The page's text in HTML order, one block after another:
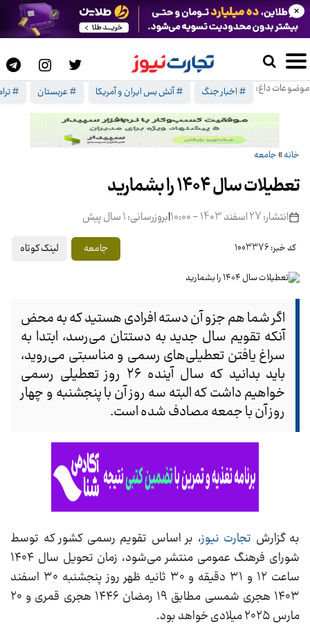
موضوعات داغ: # اخبار جنگ # آتش بس ایران و آمریکا # عربستان #
×
خانه» جامعه
تعطیلات سال ۱۴۰۴ را بشمارید
انتشار: 27 اسفند 1403 - 10:00 |بروزرسانی: 1 سال پیش
کد خبر: 1003376 جامعه لینک کوتاه
اگر شما هم جزو آن دسته افرادی هستید که به محض
آنکه تقویم سال جدید به دستتان می‌رسد، ابتدا به
سراغ یافتن تعطیلی‌های رسمی و مناسبتی می‌روید،
باید بدانید که سال آینده ۲۶ روز تعطیلی رسمی
خواهیم داشت که البته سه روز آن با پنجشنبه و چهار
روز آن با جمعه مصادف شده است.
به گزارش تجارت نیوز، بر اساس تقویم رسمی کشور که توسط
شورای فرهنگ عمومی منتشر می‌شود، زمان تحویل سال ۱۴۰۴
ساعت ۱۲ و ۳۱ دقیقه و ۳۰ ثانیه ظهر روز پنجشنبه ۳۰ اسفند
۱۴۰۳ هجری شمسی مطابق ۱۹ رمضان ۱۴۴۶ هجری قمری و ۲۰
مارس ۲۰۲۵ میلادی خواهد بود.